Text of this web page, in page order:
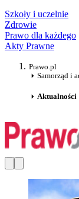
Szkoły i uczelnie
Zdrowie
Prawo dla każdego
Akty Prawne
Prawo.pl
Samorząd i
Aktualności